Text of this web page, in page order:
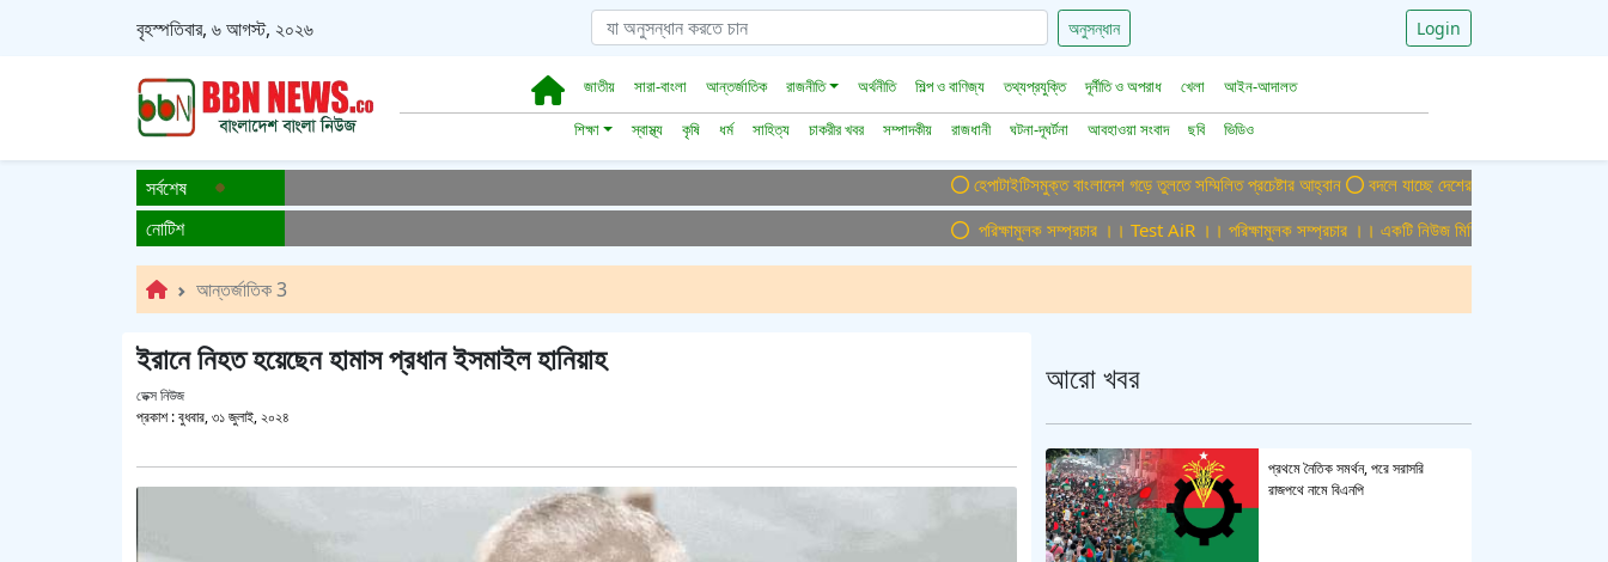
বৃহস্পতিবার, ৬ আগস্ট, ২০২৬ অনুসন্ধান Login
জাতীয় সারা-বাংলা আন্তর্জাতিক রাজনীতি অর্থনীতি শিল্প ও বাণিজ্য তথ্যপ্রযুক্তি দূর্নীতি ও অপরাধ খেলা
আইন-আদালত
শিক্ষা
স্বাস্থ্য কৃষি ধর্ম সাহিত্য চাকরীর খবর সম্পাদকীয় রাজধানী ঘটনা-দূঘর্টনা আবহাওয়া সংবাদ ছবি ভিডিও
সর্বশেষ হেপাটাইটিসমুক্ত বাংলাদেশ গড়ে তুলতে সম্মিলিত প্রচেষ্টার আহ্বান বদলে যাচ্ছে দেশের বিমান ও পর্যটন খাত,
নোটিশ পরিক্ষামুলক সম্প্রচার ।। Test AiR ।। পরিক্ষামুলক সম্প্রচার ।। একটি নিউজ মিডিয়া হাউজের জন্য অফিস
আন্তর্জাতিক 3
ইরানে নিহত হয়েছেন হামাস প্রধান ইসমাইল হানিয়াহ
ডেক্স নিউজ
প্রকাশ :বুধবার, ৩১ জুলাই, ২০২৪
আরো খবর
প্রথমে নৈতিক সমর্থন, পরে সরাসরি
রাজপথে নামে বিএনপি